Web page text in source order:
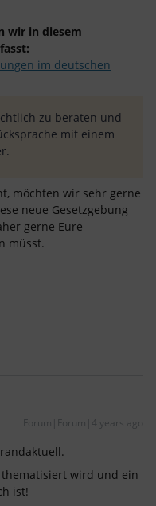
wir in diesem
im deutschen
zu beraten und
mit einem
möchten wir sehr gerne
neue Gesetzgebung
gerne Eure
müsst.
Forum|Forum|4 years ago
wird und ein
ist!